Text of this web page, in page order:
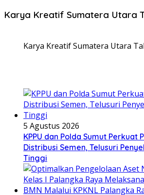
Karya Kreatif Sumatera Utara
Karya Kreatif Sumatera Utara
5 Agustus 2026
KPPU dan Polda Sumut Perkuat
Distribusi Semen, Telusuri
Tinggi